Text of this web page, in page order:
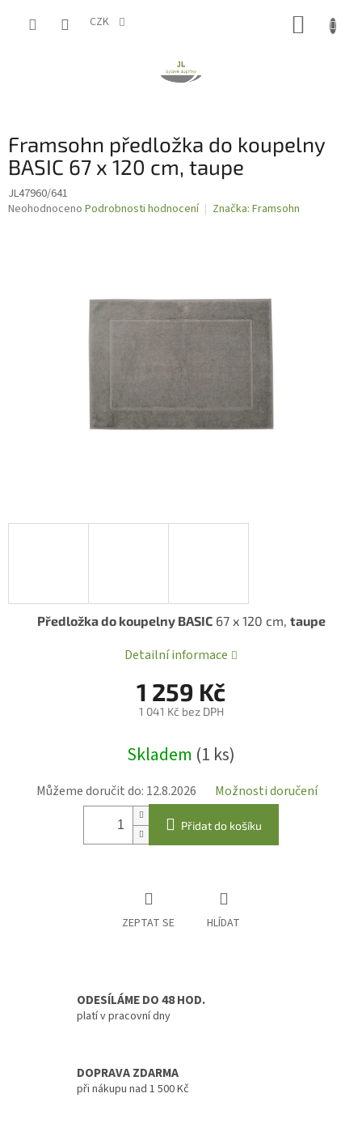
CZK
Framsohn předložka do koupelny
BASIC 67 x 120 cm, taupe
JL47960/641
Průměrné
Neohodnoceno Podrobnosti hodnocení Značka: Framsohn
1 259 Kč
1 041 Kč bez DPH
cena:
Skladem (1 ks)
Můžeme doručit do: 12.8.2026 Možnosti doručení
Přidat do košíku
Předložka do koupelny BASIC67 x 120 cm, taupe
Detailní informace
ZEPTAT SE HLÍDAT
ODESÍLÁME DO 48 HOD.
platí v pracovní dny
DOPRAVA ZDARMA
při nákupu nad 1 500 Kč